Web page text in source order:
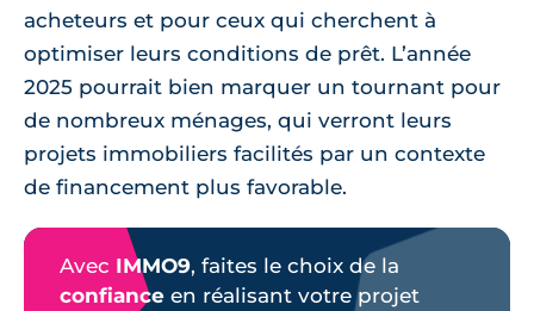
acheteurs et pour ceux qui cherchent à
optimiser leurs conditions de prêt. L’année
2025 pourrait bien marquer un tournant pour
de nombreux ménages, qui verront leurs
projets immobiliers facilités par un contexte
de financement plus favorable.
Avec IMMO9, faites le choix de la
confiance en réalisant votre projet